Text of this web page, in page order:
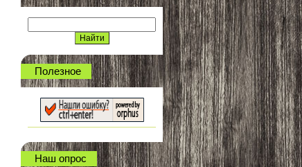
Полезное
Наш опрос